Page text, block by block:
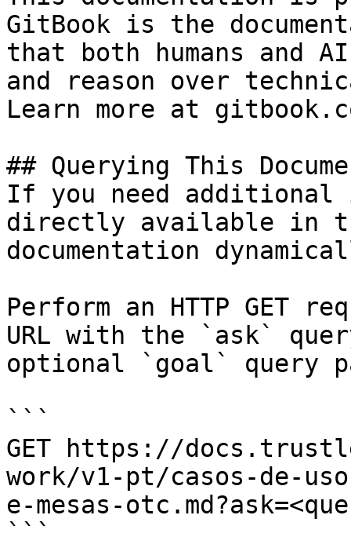
GitBook is the
that both humans and
and reason over
Learn more at
## Querying This
If you need
directly available in
documentation
Perform an HTTP GET
URL with the `ask`
optional `goal` query
```
GET https://
work/v1-pt/casos-de-
e-mesas-
```